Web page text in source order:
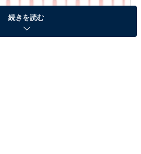
続きを読む